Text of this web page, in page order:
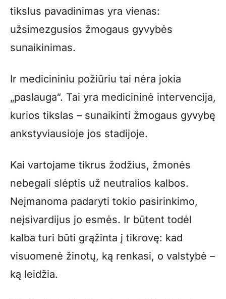
tikslus pavadinimas yra vienas:
užsimezgusios žmogaus gyvybės
sunaikinimas.
Ir medicininiu požiūriu tai nėra jokia
„paslauga“. Tai yra medicininė intervencija,
kurios tikslas – sunaikinti žmogaus gyvybę
ankstyviausioje jos stadijoje.
Kai vartojame tikrus žodžius, žmonės
nebegali slėptis už neutralios kalbos.
Neįmanoma padaryti tokio pasirinkimo,
neįsivardijus jo esmės. Ir būtent todėl
kalba turi būti grąžinta į tikrovę: kad
visuomenė žinotų, ką renkasi, o valstybė –
ką leidžia.